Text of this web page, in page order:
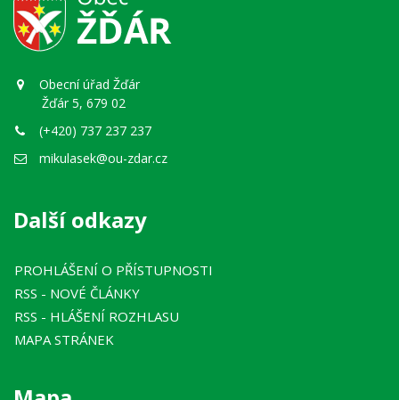
Obecní úřad Žďár
Žďár 5, 679 02
(+420) 737 237 237
mikulasek@ou-zdar.cz
Další odkazy
PROHLÁŠENÍ O PŘÍSTUPNOSTI
RSS - NOVÉ ČLÁNKY
RSS - HLÁŠENÍ ROZHLASU
MAPA STRÁNEK